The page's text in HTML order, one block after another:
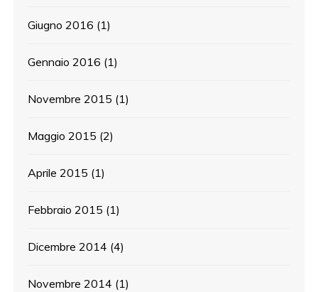
Giugno 2016 (1)
Gennaio 2016 (1)
Novembre 2015 (1)
Maggio 2015 (2)
Aprile 2015 (1)
Febbraio 2015 (1)
Dicembre 2014 (4)
Novembre 2014 (1)